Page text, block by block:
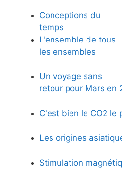
Conceptions du
temps
L'ensemble de tous
les ensembles
Un voyage sans
retour pour Mars en
C'est bien le CO2 le
Les origines
Stimulation